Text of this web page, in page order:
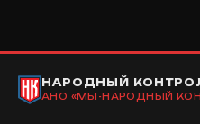
НАРОДНЫЙ
АНО «МЫ-НАРОДНЫЙ